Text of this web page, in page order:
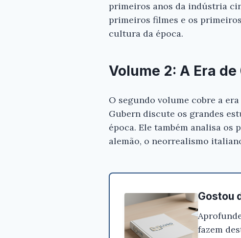
primeiros anos da indústria
primeiros filmes e os
cultura da época.
Volume 2: A Era
O segundo volume cobre a
Gubern discute os grandes
época. Ele também analisa
alemão, o neorrealismo
Gostou
fazem